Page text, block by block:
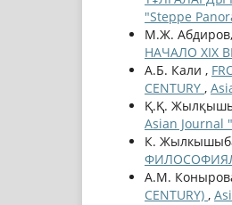
"Steppe
М.Ж. Абдиров,
НАЧАЛО XIX
А.Б. Кали ,
CENTURY ,
Қ.Қ.
Asian Journal
К.
А.М.
CENTURY) ,